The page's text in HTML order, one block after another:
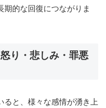
期的な回復につながりま
り・悲しみ・罪悪
ると、様々な感情が湧き上